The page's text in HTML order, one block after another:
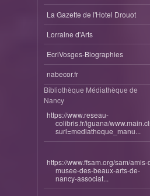
La Gazette de l'Hotel Drouot
Lorraine d'Arts
EcriVosges-Biographies
nabecor.fr
Bibliothèque Médiathèque de
Nancy
https://www.reseau-
colibris.fr/iguana/
surl=mediatheque_manu...
https://www.ffsam.org/sam/amis-
musee-des-beaux-arts-de-
nancy-associat...